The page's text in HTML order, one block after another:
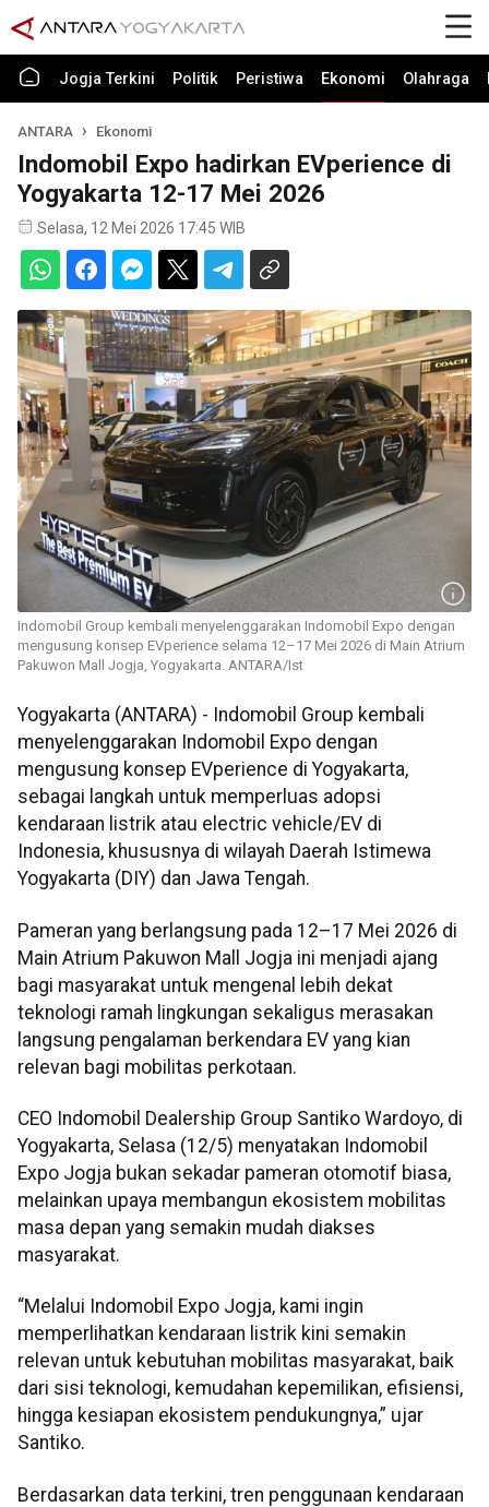
Jogja Terkini Politik Peristiwa Ekonomi Olahraga
ANTARA Ekonomi
Indomobil Expo hadirkan EVperience di
Yogyakarta 12-17 Mei 2026
Selasa, 12 Mei 2026 17:45 WIB
​​​​​​​Indomobil Group kembali menyelenggarakan Indomobil Expo dengan
mengusung konsep EVperience selama 12–17 Mei 2026 di Main Atrium
Pakuwon Mall Jogja, Yogyakarta. ANTARA/Ist
Yogyakarta (ANTARA) - Indomobil Group kembali
menyelenggarakan Indomobil Expo dengan
mengusung konsep EVperience di Yogyakarta,
sebagai langkah untuk memperluas adopsi
kendaraan listrik atau electric vehicle/EV di
Indonesia, khususnya di wilayah Daerah Istimewa
Yogyakarta (DIY) dan Jawa Tengah.
Pameran yang berlangsung pada 12–17 Mei 2026 di
Main Atrium Pakuwon Mall Jogja ini menjadi ajang
bagi masyarakat untuk mengenal lebih dekat
teknologi ramah lingkungan sekaligus merasakan
langsung pengalaman berkendara EV yang kian
relevan bagi mobilitas perkotaan.
CEO Indomobil Dealership Group Santiko Wardoyo, di
Yogyakarta, Selasa (12/5) menyatakan Indomobil
Expo Jogja bukan sekadar pameran otomotif biasa,
melainkan upaya membangun ekosistem mobilitas
masa depan yang semakin mudah diakses
masyarakat.
“Melalui Indomobil Expo Jogja, kami ingin
memperlihatkan kendaraan listrik kini semakin
relevan untuk kebutuhan mobilitas masyarakat, baik
dari sisi teknologi, kemudahan kepemilikan, efisiensi,
hingga kesiapan ekosistem pendukungnya,” ujar
Santiko.
Berdasarkan data terkini, tren penggunaan kendaraan